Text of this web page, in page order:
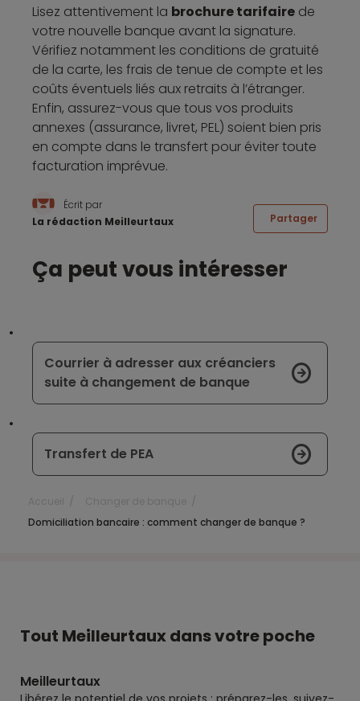
Lisez attentivement la brochure tarifaire de
votre nouvelle banque avant la signature.
Vérifiez notamment les conditions de gratuité
de la carte, les frais de tenue de compte et les
coûts éventuels liés aux retraits à l’étranger.
Enfin, assurez-vous que tous vos produits
annexes (assurance, livret, PEL) soient bien pris
en compte dans le transfert pour éviter toute
facturation imprévue.
Écrit par
La rédaction Meilleurtaux
Partager
Ça peut vous intéresser
Courrier à adresser aux créanciers
suite à changement de banque
Transfert de PEA
Domiciliation bancaire : comment changer de banque ?
Tout Meilleurtaux dans votre poche
Meilleurtaux